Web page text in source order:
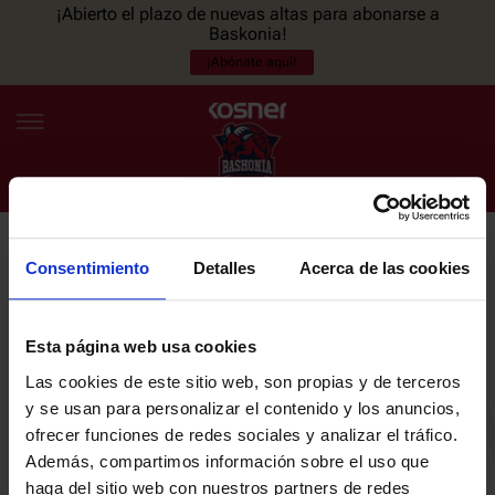
Consentimiento Detalles Acerca de las cookies
Esta página web usa cookies
Las cookies de este sitio web, son propias y de terceros
y se usan para personalizar el contenido y los anuncios,
ofrecer funciones de redes sociales y analizar el tráfico.
Además, compartimos información sobre el uso que
haga del sitio web con nuestros partners de redes
¡Abierto el plazo de nuevas altas para abonarse a
Baskonia!
¡Abónate aquí!
ES EU
NOTICIAS
PLANTILLA
ENTRADAS
NEWSLETTER
últimas noticias y promociones del club.
Email
He leído y acepto laPolítica de privacidaddel SASKI BASKONIA